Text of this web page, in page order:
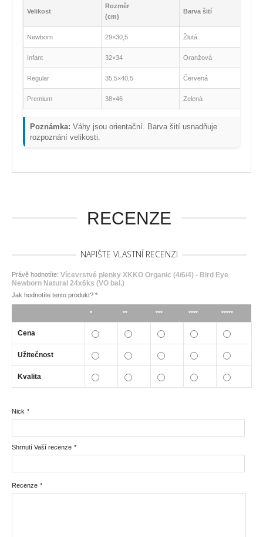
Velikost
Rozměr
(cm)
Barva šití
Newborn 29×30,5 Žlutá
Infant 32×34 Oranžová
Regular 35,5×40,5 Červená
Premium 38×46 Zelená
Poznámka: Váhy jsou orientační. Barva šití usnadňuje
rozpoznání velikosti.
RECENZE
NAPIŠTE VLASTNÍ RECENZI
Právě hodnotíte: Vícevrstvé plenky XKKO Organic (4/6/4) - Bird Eye
Newborn Natural 24x6ks (VO bal.)
Jak hodnotíte tento produkt? *
* ** *** **** *****
Cena
Užitečnost
Kvalita
*
Nick
*
Shrnutí Vaší recenze
*
Recenze